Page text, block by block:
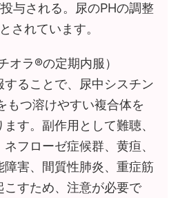
与される。尿のPHの調整
されています。
ラ®︎の定期内服）
ることで、尿中シスチン
もつ溶けやすい複合体を
す。副作用として難聴、
フローゼ症候群、黄疸、
害、間質性肺炎、重症筋
すため、注意が必要で